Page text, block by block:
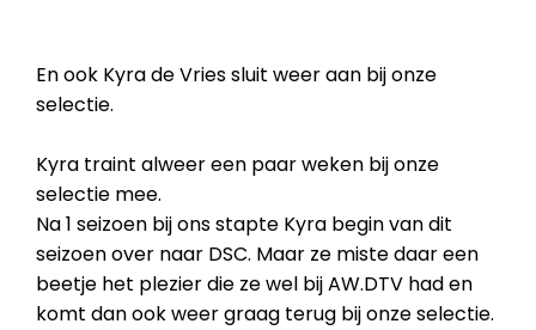
En ook Kyra de Vries sluit weer aan bij onze
selectie.
Kyra traint alweer een paar weken bij onze
selectie mee.
Na 1 seizoen bij ons stapte Kyra begin van dit
seizoen over naar DSC. Maar ze miste daar een
beetje het plezier die ze wel bij AW.DTV had en
komt dan ook weer graag terug bij onze selectie.